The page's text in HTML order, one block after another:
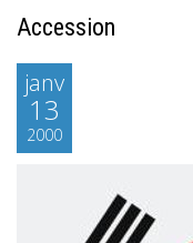
Accession
janv
13
2000